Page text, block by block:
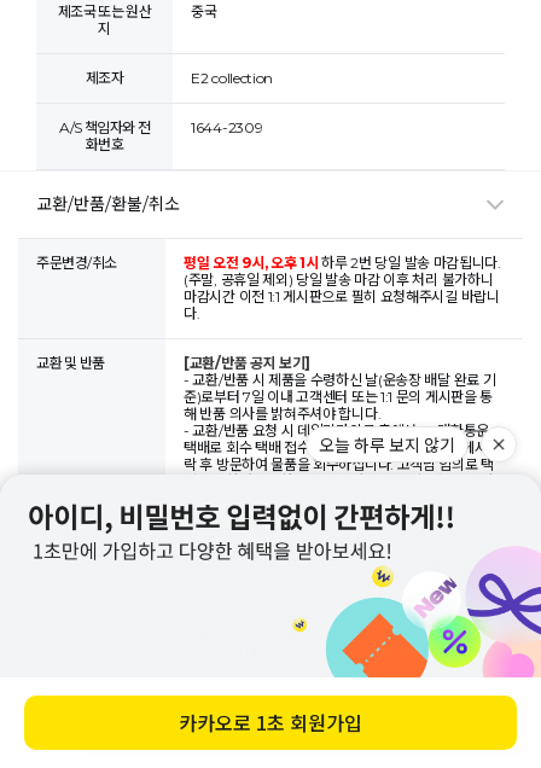
바로 구매하기
제조국 또는 원산
지
중국
제조자 E2 collection
A/S 책임자와 전
화번호
1644-2309
교환/반품/환불/취소
주문변경/취소 평일 오전 9시, 오후 1시하루 2번 당일 발송 마감됩니다.
(주말, 공휴일 제외) 당일 발송 마감 이후 처리 불가하니
마감시간 이전 1:1 게시판으로 필히 요청해주시길 바랍니
다.
교환 및 반품
[교환/반품 공지 보기]
- 교환/반품 시 제품을 수령하신 날(운송장 배달 완료 기
준)로부터 7일 이내 고객센터 또는 1:1 문의 게시판을 통
해 반품 의사를 밝혀주셔야 합니다.
- 교환/반품 요청 시 데일리라이크 측에서 CJ대한통운
택배로 회수 택배 접수를 도와드리며, 택배기사님께서 연
락 후 방문하여 물품을 회수하십니다. 고객님 임의로 택
문의하시어 직원의 안내에 따라주시기 바랍니다.
- 교환/반품 배송 및 수거지 변경도 가능하니 접수 당시
요청해주시면 됩니다.
- 제품하자 및 데일리라이크 과실로 인한 교환/반품 발생
시에만 무료 맞교환/무료반품이 가능하며, 이 외의 경우
운임은 고객님께서 부담해주셔야 합니다. 물품과 함께 운
임비 동봉 시 분실될 우려가 있기에 이 경우 운임비 별도
입금 or 환불되는 금액에서 공제 가능합니다. (운임 발생
[일반 교환 시 / 선회수 후배송으로 진행]
회수 + 재배송 = 왕복 운임 6,000원
품 후 남은 금액에 따라 상이
- 무료 배송 후 전체 반품 시  왕복 6,000원